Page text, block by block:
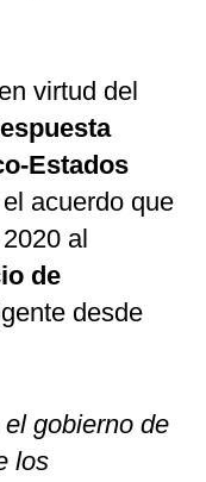
virtud del
Estados
el acuerdo que
al
de
desde
gobierno de
los